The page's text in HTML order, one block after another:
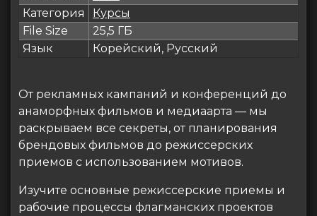
Категория
Курсы
File Size
25,5 ГБ
Язык
Корейский, Русский
От рекламных кампаний и конференций до
анаморфных фильмов и медиаарта — мы
раскрываем все секреты, от планирования
брендовых фильмов до режиссерских
приемов с использованием мотивов.
Изучите основные режиссерские приемы и
рабочие процессы флагманских проектов